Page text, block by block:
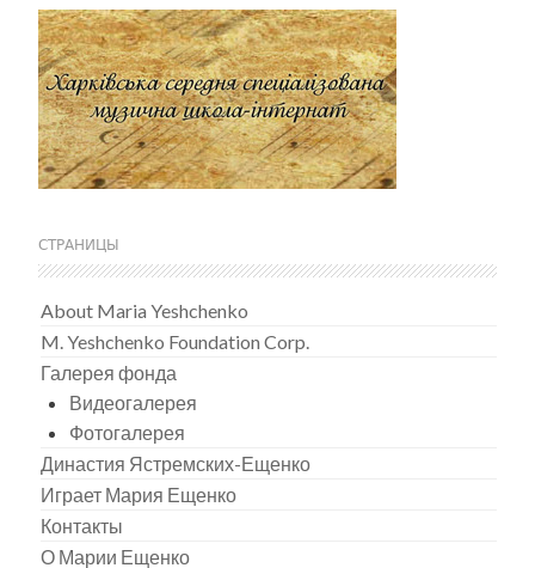
СТРАНИЦЫ
About Maria Yeshchenko
M. Yeshchenko Foundation Corp.
Галерея фонда
Видеогалерея
Фотогалерея
Династия Ястремских-Ещенко
Играет Мария Ещенко
Контакты
О Марии Ещенко